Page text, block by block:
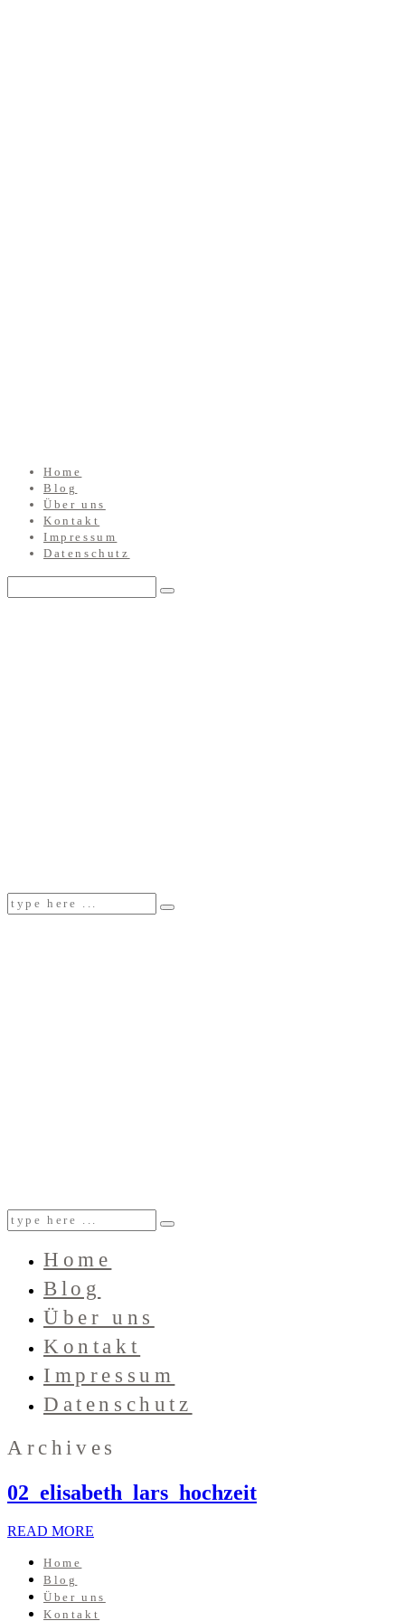
Home
Blog
Über uns
Kontakt
Impressum
Datenschutz
Home
Blog
Über uns
Kontakt
Impressum
Datenschutz
Archives
02_elisabeth_lars_hochzeit
READ MORE
Home
Blog
Über uns
Kontakt